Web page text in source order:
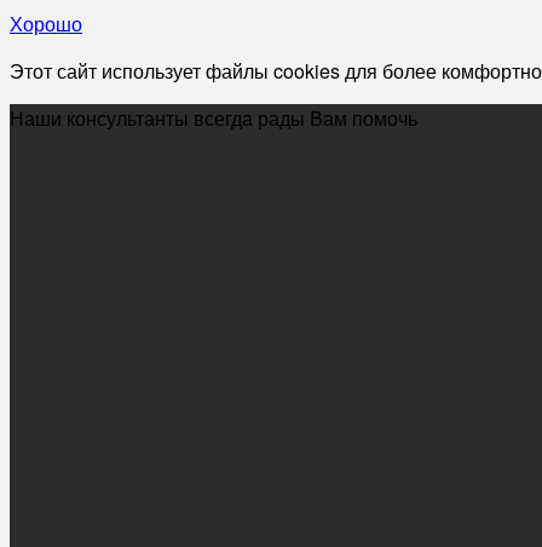
Хорошо
Этот сайт использует файлы cookies для более
Наши консультанты всегда рады Вам помочь